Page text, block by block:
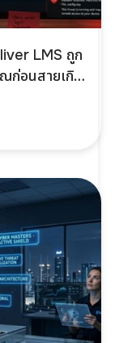
LMS ถูก
ก่อนสายเกิน